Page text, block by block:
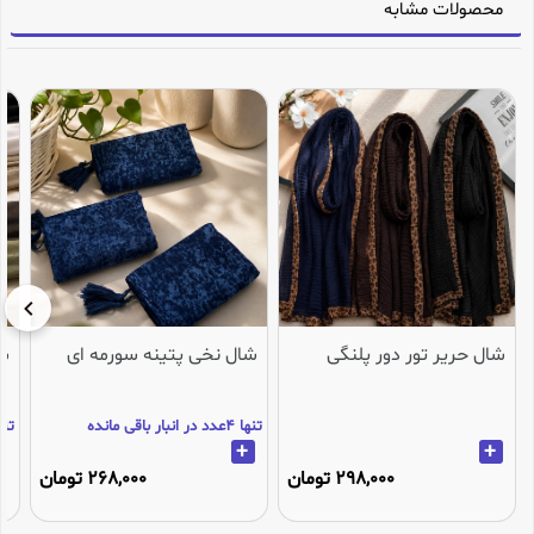
محصولات مشابه
شال حریر تور دور پلنگی
+
298,000 تومان
شال نخی پتینه سورمه ای
تنها 4عدد در انبار باقی مانده
+
268,000 تومان
تنها 2عدد